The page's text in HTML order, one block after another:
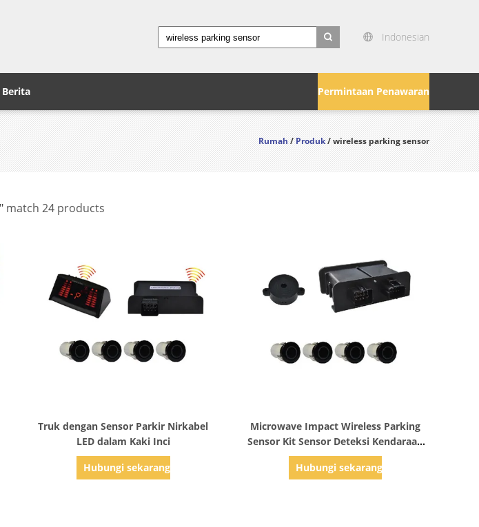
Indonesian
Permintaan Penawaran
Berita
Rumah/Produk/ wireless parking sensor
match 24 products
Truk dengan Sensor Parkir Nirkabel
LED dalam Kaki Inci
Hubungi sekarang
Microwave Impact Wireless Parking
Sensor Kit Sensor Deteksi Kendaraan
Kompleks Tugas Berat Parkir
Hubungi sekarang